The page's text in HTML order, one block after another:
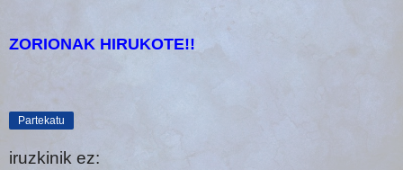
ZORIONAK HIRUKOTE!!
Partekatu
iruzkinik ez: